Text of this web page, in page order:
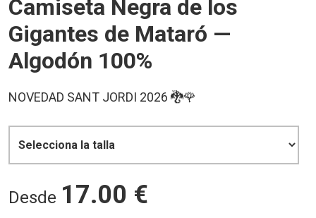
Camiseta Negra de los
Gigantes de Mataró —
Algodón 100%
NOVEDAD SANT JORDI 2026 🐉🌹
Desde 17.00 €